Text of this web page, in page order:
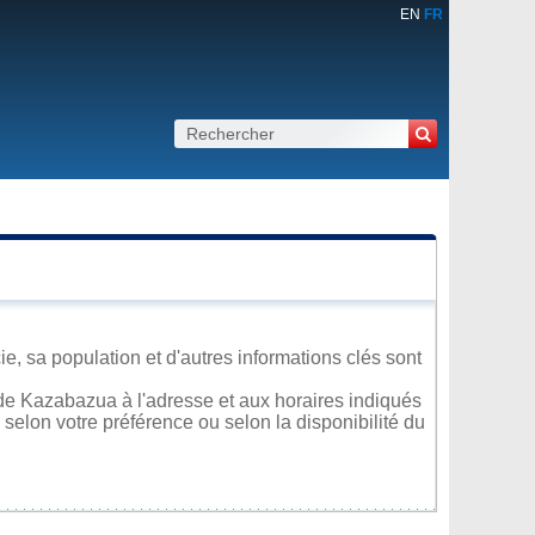
EN FR
sa population et d'autres informations clés sont
Kazabazua à l'adresse et aux horaires indiqués
votre préférence ou selon la disponibilité du